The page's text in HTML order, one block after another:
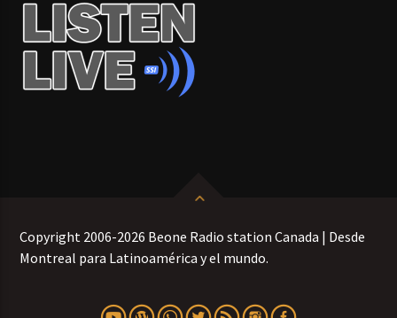
Copyright 2006-2026 Beone Radio station Canada | Desde
Montreal para Latinoamérica y el mundo.